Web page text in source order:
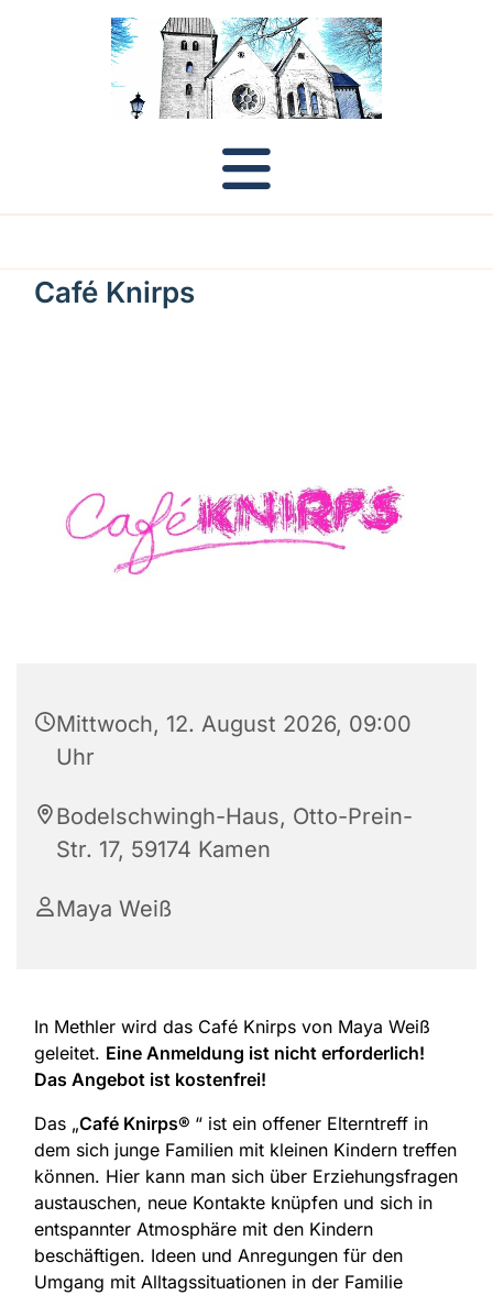
Café Knirps
Mittwoch, 12. August 2026, 09:00
Uhr
Bodelschwingh-Haus, Otto-Prein-
Str. 17, 59174 Kamen
Maya Weiß
In Methler wird das Café Knirps von Maya Weiß
geleitet. Eine Anmeldung ist nicht erforderlich!
Das Angebot ist kostenfrei!
Das „Café Knirps® “ ist ein offener Elterntreff in
dem sich junge Familien mit kleinen Kindern treffen
können. Hier kann man sich über Erziehungsfragen
austauschen, neue Kontakte knüpfen und sich in
entspannter Atmosphäre mit den Kindern
beschäftigen. Ideen und Anregungen für den
Umgang mit Alltagssituationen in der Familie